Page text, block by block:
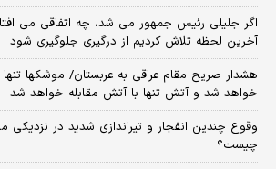
اگر جلیلی رئیس جمهور می شد، چه اتفاقی می
آخرین لحظه تلاش کردیم از درگیری جلوگیری شود
هشدار صریح مقام عراقی به عربستان/ موشکها
خواهد شد و آتش تنها با آتش مقابله خواهد شد
وقوع چندین انفجار و تیراندازی شدید در نزدیکی
چیست؟